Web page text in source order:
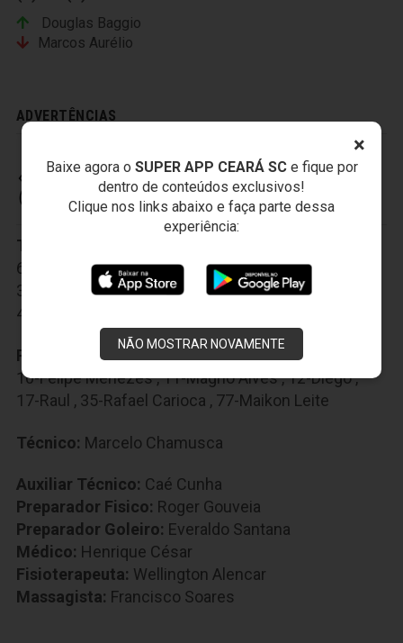
×
Baixe agora o SUPER APP CEARÁ SCe fique por
dentro de conteúdos exclusivos!
Clique nos links abaixo e faça parte dessa
experiência:
NÃO MOSTRAR NOVAMENTE
Douglas Baggio
Marcos Aurélio
ADVERTÊNCIAS
CEARÁ SPORTING CLUB
Titulares:
6-Romário Santos,8-Ricardinho,26-Richardson
30-Pio
33-Rafael Pereira 36-Leandro Carvalho
40-Arthur
Reservas: 4-Valdo
10-Felipe Menezes,11-Magno Alves,12-Diego,
17-Raul , 35-Rafael Carioca , 77-Maikon Leite
Técnico: Marcelo Chamusca
Auxiliar Técnico: Caé Cunha
Preparador Fisico: Roger Gouveia
Preparador Goleiro: Everaldo Santana
Médico: Henrique César
Fisioterapeuta: Wellington Alencar
Massagista: Francisco Soares